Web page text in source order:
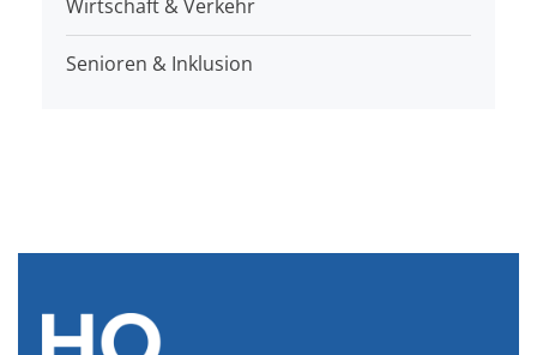
Wirtschaft & Verkehr
Senioren & Inklusion